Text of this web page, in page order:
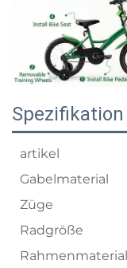
Spezifikation
artikel
Gabelmaterial
Züge
Radgröße
Rahmenmaterial